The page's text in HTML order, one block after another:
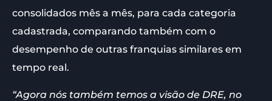
consolidados mês a mês, para cada categoria
cadastrada, comparando também com o
desempenho de outras franquias similares em
tempo real.
“Agora nós também temos a visão de DRE, no